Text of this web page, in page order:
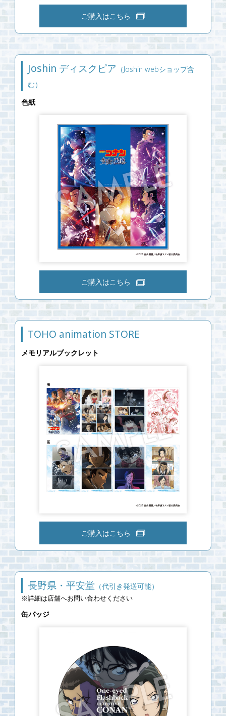
ご購入はこちら
Joshin ディスクピア （Joshin webショップ含
む）
色紙
ご購入はこちら
TOHO animation STORE
メモリアルブックレット
ご購入はこちら
長野県・平安堂 （代引き発送可能）
※詳細は店舗へお問い合わせください
缶バッジ